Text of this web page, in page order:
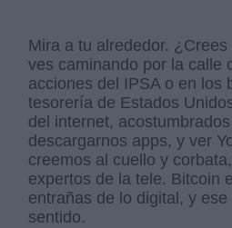
Mira a tu alrededor.
ves caminando por la calle
acciones del IPSA o en los
tesorería de Estados
del internet,
descargarnos apps, y ver
creemos al cuello y
expertos de la tele. Bitcoin
entrañas de lo digital, y
sentido.